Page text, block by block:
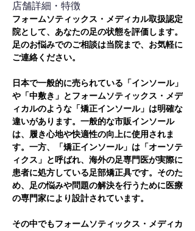
​店舗詳細・特徴
フォームソティックス・メディカル取扱認定
院として、あなたの足の状態を評価します。
足のお悩みでのご相談は当院まで、お気軽に
ご連絡ください。
日本で一般的に売られている「インソール」
や「中敷き」とフォームソティックス・メデ
ィカルのような「矯正インソール」は明確な
違いがあります。一般的な市販インソール
は、履き心地や快適性の向上に使用されま
す。一方、「矯正インソール」は「オーソテ
ィクス」と呼ばれ、海外の足専門医が実際に
患者に処方している足部矯正具です。そのた
め、足の悩みや問題の解決を行うために医療
の専門家により設計されています。
その中でもフォームソティックス・メディカ